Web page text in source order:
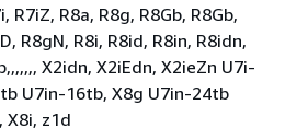
R7iZ, R8a, R8g, R8Gb, R8Gb,
R8gN, R8i, R8id, R8in, R8idn,
X2idn, X2iEdn, X2ieZn U7i-
U7in-16tb, X8g U7in-24tb
X8i, z1d